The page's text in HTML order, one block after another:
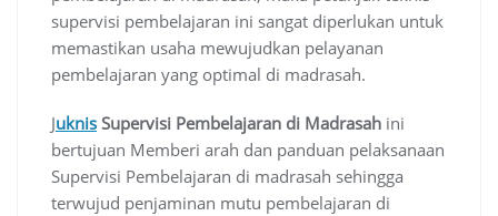
supervisi pembelajaran ini sangat diperlukan untuk
memastikan usaha mewujudkan pelayanan
pembelajaran yang optimal di madrasah.
Juknis Supervisi Pembelajaran di Madrasah ini
bertujuan Memberi arah dan panduan pelaksanaan
Supervisi Pembelajaran di madrasah sehingga
terwujud penjaminan mutu pembelajaran di